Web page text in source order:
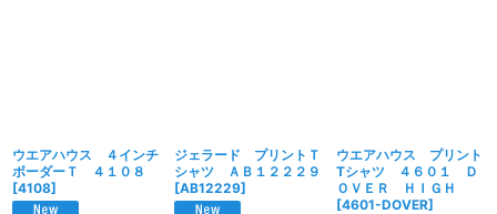
ウエアハウス ４インチ
ボーダーＴ ４１０８
[4108]
ジェラード プリントＴ
シャツ ＡＢ１２２２９
[AB12229]
ウエアハウス プリント
Tシャツ ４６０１ Ｄ
ＯＶＥＲ ＨＩＧＨ
[4601-DOVER]